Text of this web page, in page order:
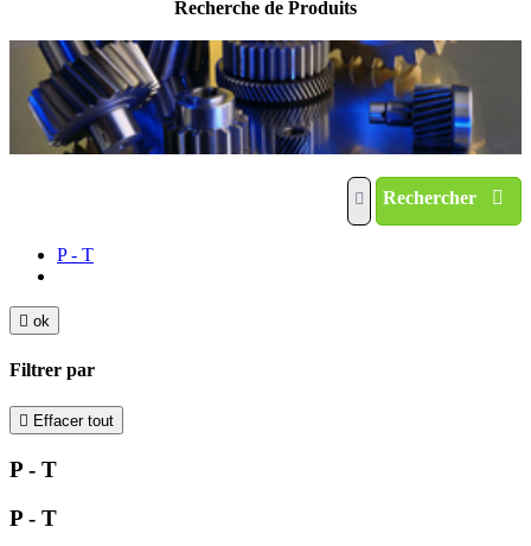
Recherche de Produits
Rechercher
P - T
 ok
Filtrer par
 Effacer tout
P - T
P - T